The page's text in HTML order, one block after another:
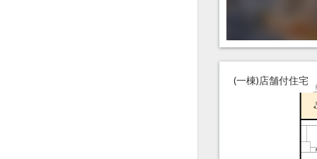
(一棟)店舗付住宅